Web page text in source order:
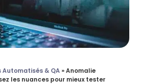
Automatisés & QA »Anomalie
les nuances pour mieux tester